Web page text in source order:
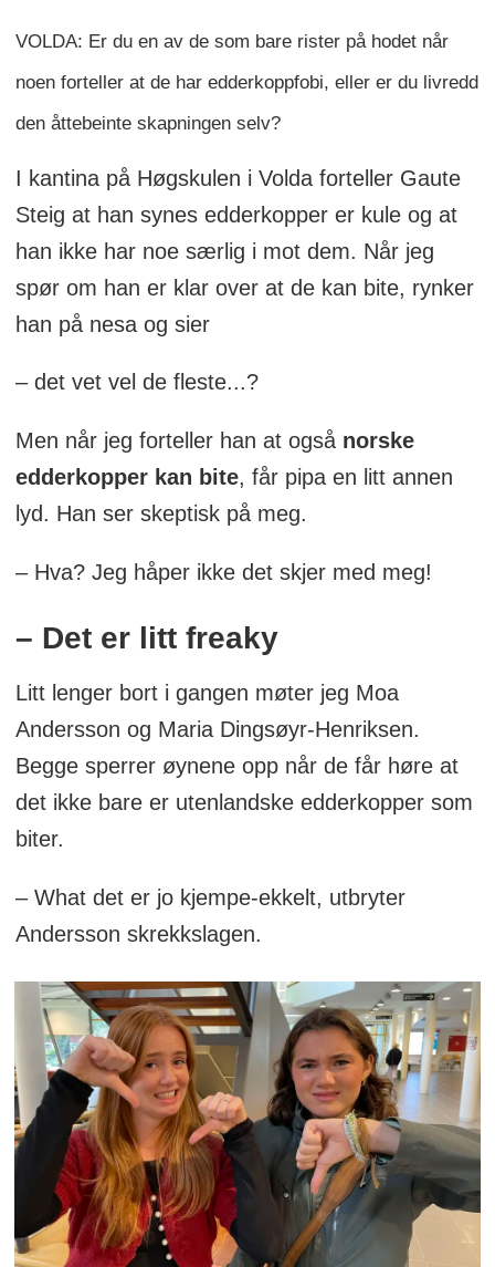
VOLDA: Er du en av de som bare rister på hodet når
noen forteller at de har edderkoppfobi, eller er du livredd
den åttebeinte skapningen selv?
I kantina på Høgskulen i Volda forteller Gaute
Steig at han synes edderkopper er kule og at
han ikke har noe særlig i mot dem. Når jeg
spør om han er klar over at de kan bite, rynker
han på nesa og sier
– det vet vel de fleste...?
Men når jeg forteller han at også norske
edderkopper kan bite, får pipa en litt annen
lyd. Han ser skeptisk på meg.
– Hva? Jeg håper ikke det skjer med meg!
– Det er litt freaky
Litt lenger bort i gangen møter jeg Moa
Andersson og Maria Dingsøyr-Henriksen.
Begge sperrer øynene opp når de får høre at
det ikke bare er utenlandske edderkopper som
biter.
– What det er jo kjempe-ekkelt, utbryter
Andersson skrekkslagen.